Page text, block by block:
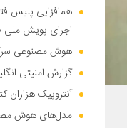
هم‌افزایی پلیس
اجرای پویش ملی
هوش مصنوعی
گزارش امنیتی
آنتروپیک هزاران
مدل‌های هوش